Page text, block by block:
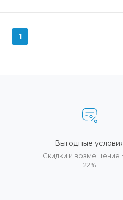
1
Выгодные
Скидки и
22%